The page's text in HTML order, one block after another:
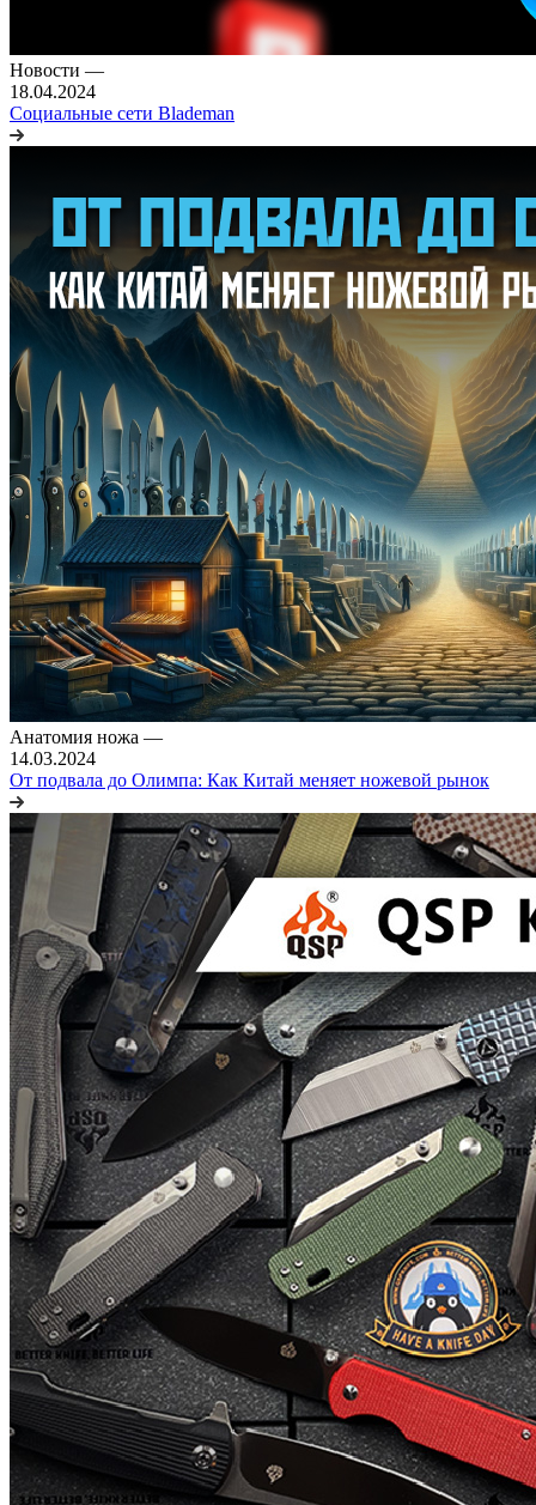
Новости —
18.04.2024
Социальные сети Blademan
Анатомия ножа —
14.03.2024
От подвала до Олимпа: Как Китай меняет ножевой рынок